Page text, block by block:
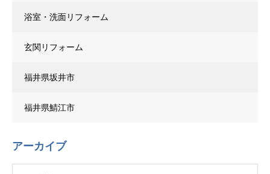
浴室・洗面リフォーム
玄関リフォーム
福井県坂井市
福井県鯖江市
アーカイブ